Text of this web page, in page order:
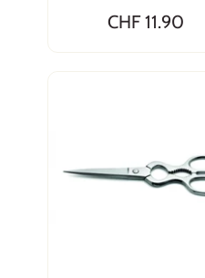
CHF 11.90